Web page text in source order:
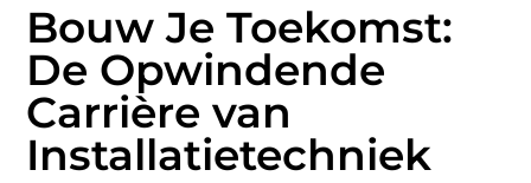
Bouw Je Toekomst:
De Opwindende
Carrière van
Installatietechniek